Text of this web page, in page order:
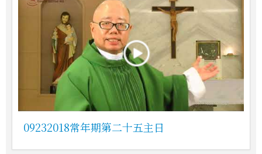
09232018常年期第二十五主日